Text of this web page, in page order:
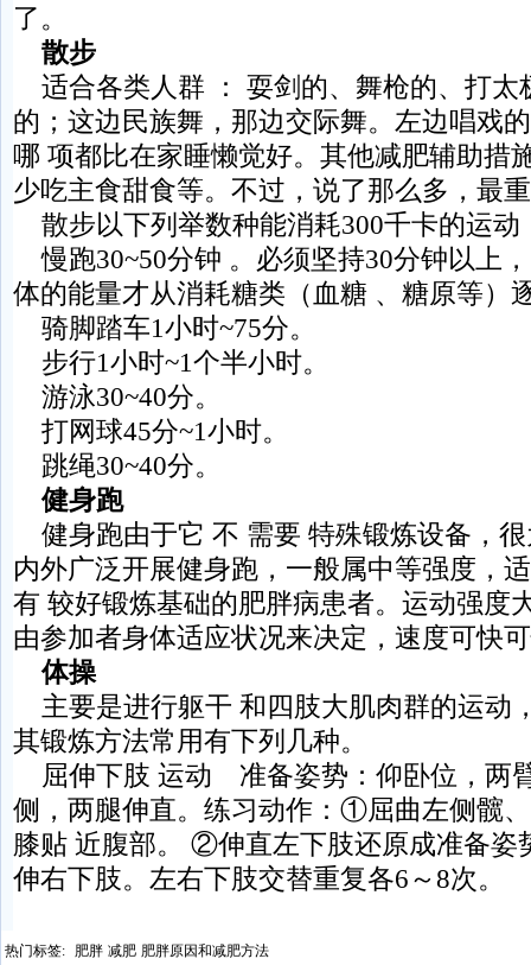
了。
散步
适合各类人群 ： 耍剑的、舞枪的、打太
的；这边民族舞，那边交际舞。左边唱戏
哪 项都比在家睡懒觉好。其他减肥辅助措
少吃主食甜食等。不过，说了那么多，最
散步以下列举数种能消耗300千卡的运动
慢跑30~50分钟 。必须坚持30分钟以上
体的能量才从消耗糖类（血糖 、糖原等）
骑脚踏车1小时~75分。
步行1小时~1个半小时。
游泳30~40分。
打网球45分~1小时。
跳绳30~40分。
健身跑
健身跑由于它 不 需要 特殊锻炼设备，
内外广泛开展健身跑，一般属中等强度，
有 较好锻炼基础的肥胖病患者。运动强度
由参加者身体适应状况来决定，速度可快
体操
主要是进行躯干 和四肢大肌肉群的运动
其锻炼方法常用有下列几种。
屈伸下肢 运动 准备姿势：仰卧位，两
侧，两腿伸直。练习动作：①屈曲左侧髋
膝贴 近腹部。 ②伸直左下肢还原成准备
伸右下肢。左右下肢交替重复各6～8次。
热门标签: 肥胖 减肥 肥胖原因和减肥方法